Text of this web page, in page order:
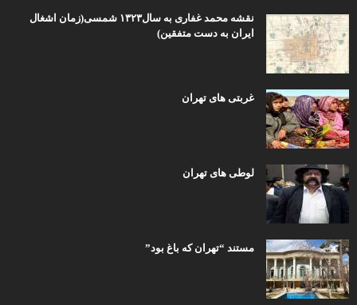
نقشه محمد غفاری به سال۱۳۲۳ شمسی(زمان اشغال
ایران به دست متفقین)
غربتی های تهران
لوطی های تهران
مستند “تهران که باغ بود”